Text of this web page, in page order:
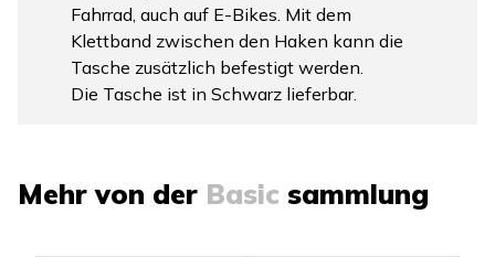
Fahrrad, auch auf E-Bikes. Mit dem
Klettband zwischen den Haken kann die
Tasche zusätzlich befestigt werden.
Die Tasche ist in Schwarz lieferbar.
Mehr von der Basic sammlung